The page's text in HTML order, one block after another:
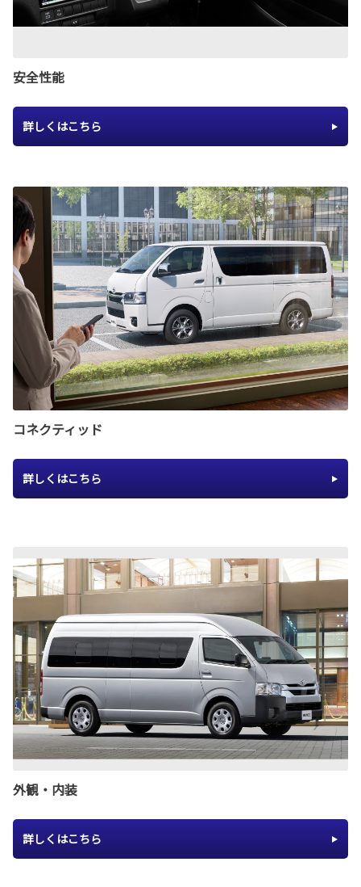
安全性能
詳しくはこちら
コネクティッド
詳しくはこちら
外観・内装
詳しくはこちら